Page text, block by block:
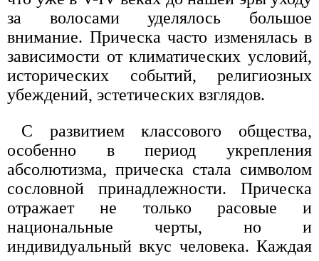
за волосами уделялось большое
внимание. Прическа часто изменялась в
зависимости от климатических условий,
исторических событий, религиозных
убеждений, эстетических взглядов.
С развитием классового общества,
особенно в период укрепления
абсолютизма, прическа стала символом
сословной принадлежности. Прическа
отражает не только расовые и
национальные черты, но и
индивидуальный вкус человека. Каждая